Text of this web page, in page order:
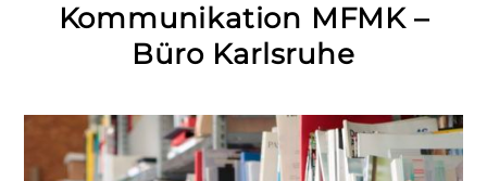
Kommunikation MFMK –
Büro Karlsruhe